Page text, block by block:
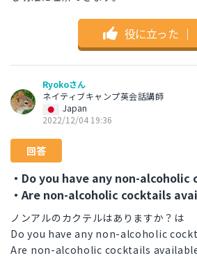
役に立った ｜
Ryokoさん
ネイティブキャンプ英会話講師
Japan
2022/12/04 19:36
回答
・Do you have any non-alcoholic
・Are non-alcoholic cocktails
ノンアルのカクテルはありますか？は
Do you have any non-alcoholic
Are non-alcoholic cocktails available?